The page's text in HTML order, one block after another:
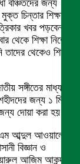
বঞ্চিতদের জন্য
চিন্তার শিক্ষা।
খবর পড়বেন,
থেকে শিক্ষা নিতে
থেকেও শিক্ষা
সঙ্গীতের মাধ্যমে
জন্য ১ মিনিট
দোয়া করা হয়।
আব্দুল আওয়ালের
বিজ্ঞান ও
আজিম আকন্দ,